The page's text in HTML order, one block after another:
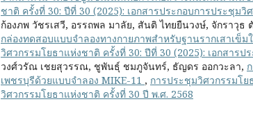
ชาติ ครั้งที่ 30: ปีที่ 30 (2025): เอกสารประกอบการประชุม
ก้องภพ วัชรเสวี, อรรถพล มาลัย, สันติ ไทยยืนวงษ์, จักราวุธ
กล่องทดสอบแบบจำลองทางกายภาพสำหรับฐานรากเสาเข็
วิศวกรรมโยธาแห่งชาติ ครั้งที่ 30: ปีที่ 30 (2025): เอกสาร
วงศ์วรัณ เชยสุวรรณ, ชูพันธุ์ ชมภูจันทร์, ธัญดร ออกวะลา,
เพชรบุรีด้วยแบบจำลอง MIKE-11 , การประชุมวิศวกรรมโย
วิศวกรรมโยธาแห่งชาติ ครั้งที่ 30 ปี พ.ศ. 2568